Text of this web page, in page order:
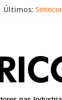
Últimos:
Equipe